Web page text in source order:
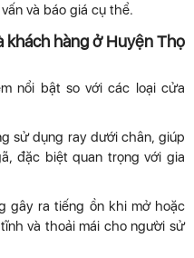
và báo giá cụ thể.
hàng ở Huyện Thọ
nổi bật so với các loại cửa
sử dụng ray dưới chân, giúp
đặc biệt quan trọng với gia
gây ra tiếng ồn khi mở hoặc
và thoải mái cho người sử